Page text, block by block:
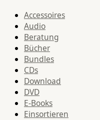
Accessoires
Audio
Beratung
Bücher
Bundles
CDs
Download
DVD
E-Books
Einsortieren